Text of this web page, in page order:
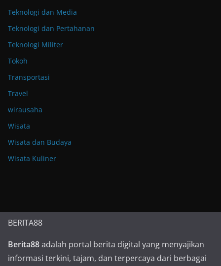
Teknologi dan Media
Teknologi dan Pertahanan
Teknologi Militer
Tokoh
Transportasi
Travel
wirausaha
Wisata
Wisata dan Budaya
Wisata Kuliner
BERITA88
Berita88adalah portal berita digital yang menyajikan
informasi terkini, tajam, dan terpercaya dari berbagai